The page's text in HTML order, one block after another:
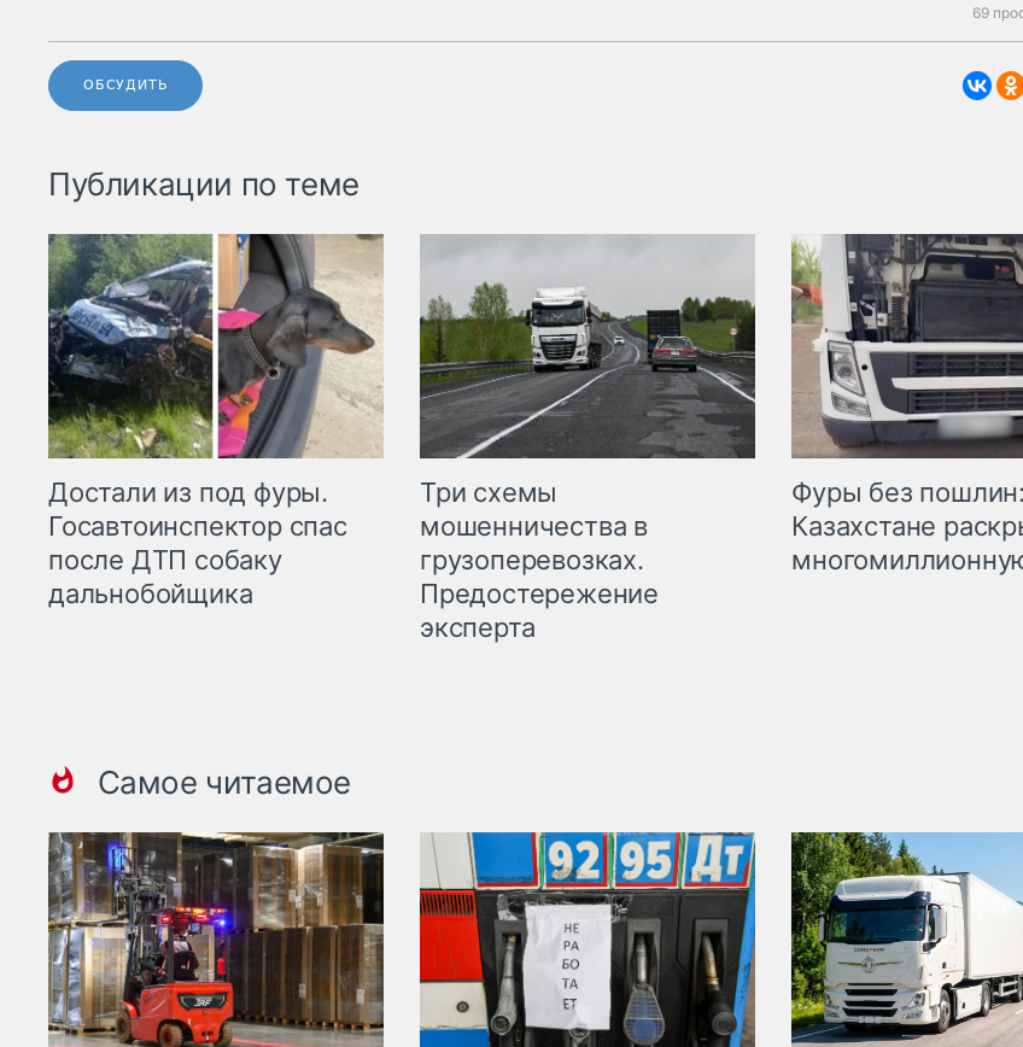
69
ОБСУДИТЬ
Публикации по теме
Достали из под фуры.
Госавтоинспектор спас
после ДТП собаку
дальнобойщика
Три схемы
мошенничества в
грузоперевозках.
Предостережение
эксперта
Фуры без
Казахстане
Самое читаемое